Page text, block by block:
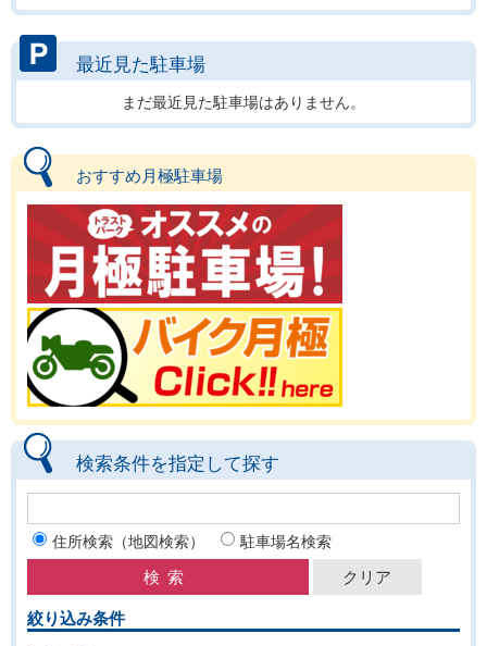
最近見た駐車場
まだ最近見た駐車場はありません。
おすすめ月極駐車場
検索条件を指定して探す
住所検索（地図検索） 駐車場名検索
絞り込み条件